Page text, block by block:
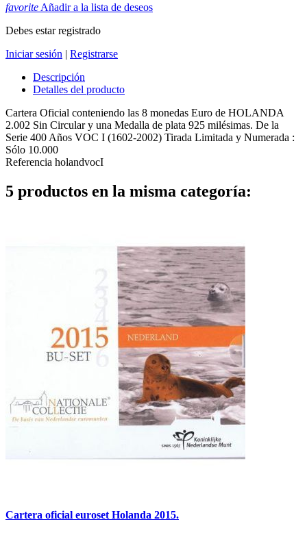
favorite Añadir a la lista de deseos
Debes estar registrado
Iniciar sesión | Registrarse
Descripción
Detalles del producto
Cartera Oficial conteniendo las 8 monedas Euro de HOLANDA
2.002 Sin Circular y una Medalla de plata 925 milésimas. De la
Serie 400 Años VOC I (1602-2002) Tirada Limitada y Numerada :
Sólo 10.000
Referencia holandvocI
5 productos en la misma categoría:
Cartera oficial euroset Holanda 2015.